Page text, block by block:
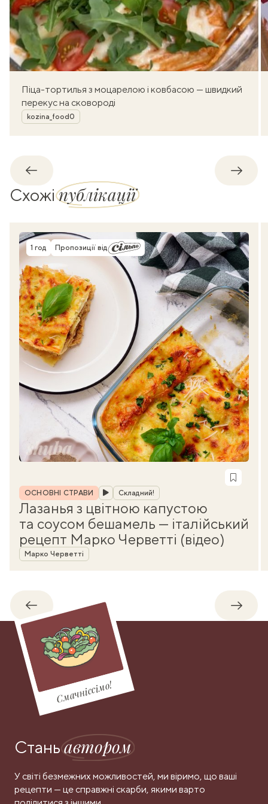
Піца-тортилья з моцарелою і ковбасою — швидкий
перекус на сковороді
Автор
kozina_food0
Назад
Схожіпублікації
Час приготування
1 год Пропозиції від
Рубрика
ОСНОВНІ СТРАВИ Складний!
Лазанья з цвітною капустою
та соусом бешамель — італійський
рецепт Марко Черветті (відео)
Автор
Марко Черветті
Назад
Смачніссімо!
Станьавтором
У світі безмежних можливостей, ми віримо, що ваші
рецепти — це справжні скарби, якими варто